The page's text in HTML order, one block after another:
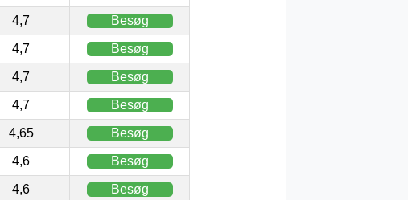
4,7 Besøg
4,7 Besøg
4,7 Besøg
4,7 Besøg
4,65 Besøg
4,6 Besøg
4,6 Besøg